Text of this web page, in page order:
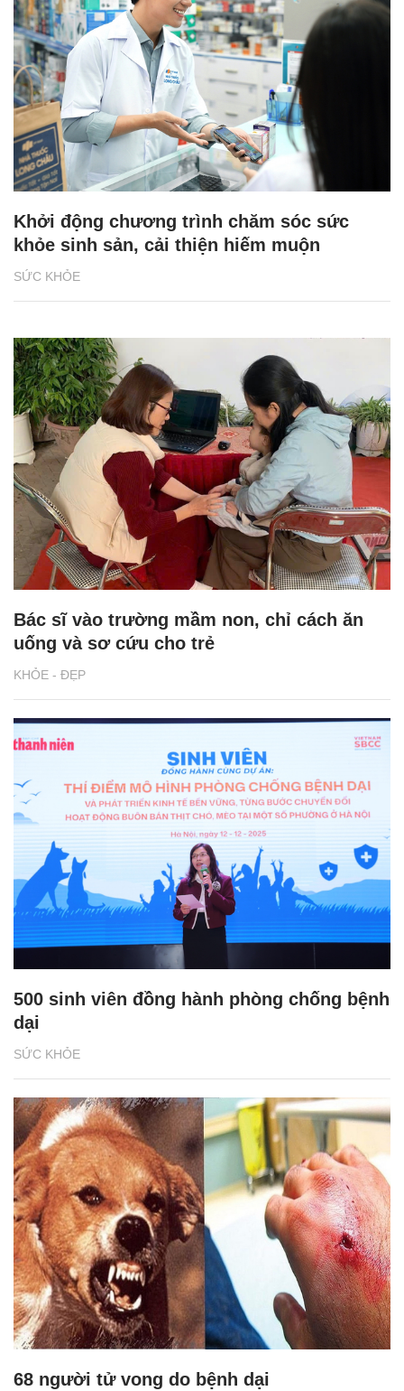
SỨC KHỎE
Khởi động chương trình chăm sóc sức
khỏe sinh sản, cải thiện hiếm muộn
KHỎE - ĐẸP
Bác sĩ vào trường mầm non, chỉ cách ăn
uống và sơ cứu cho trẻ
SỨC KHỎE
500 sinh viên đồng hành phòng chống bệnh
dại
68 người tử vong do bệnh dại